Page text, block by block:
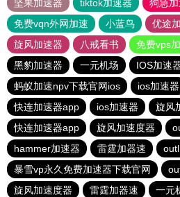
坚果加速器
tiktok加速器
狗急
免费vqn外网加速
小蓝鸟 优途
旋风加速器
八戒看书
免费vps
黑豹加速器
一元机场 IOS加速
蚂蚁加速npv下载官网ios
ios加速器
快连加速器app
ios加速器 旋风
快连加速器app
旋风加速度器
hammer加速器
雷霆加器速
暴雪vp永久免费加速器下载官网
旋风加速度器
雷霆加器速 一元